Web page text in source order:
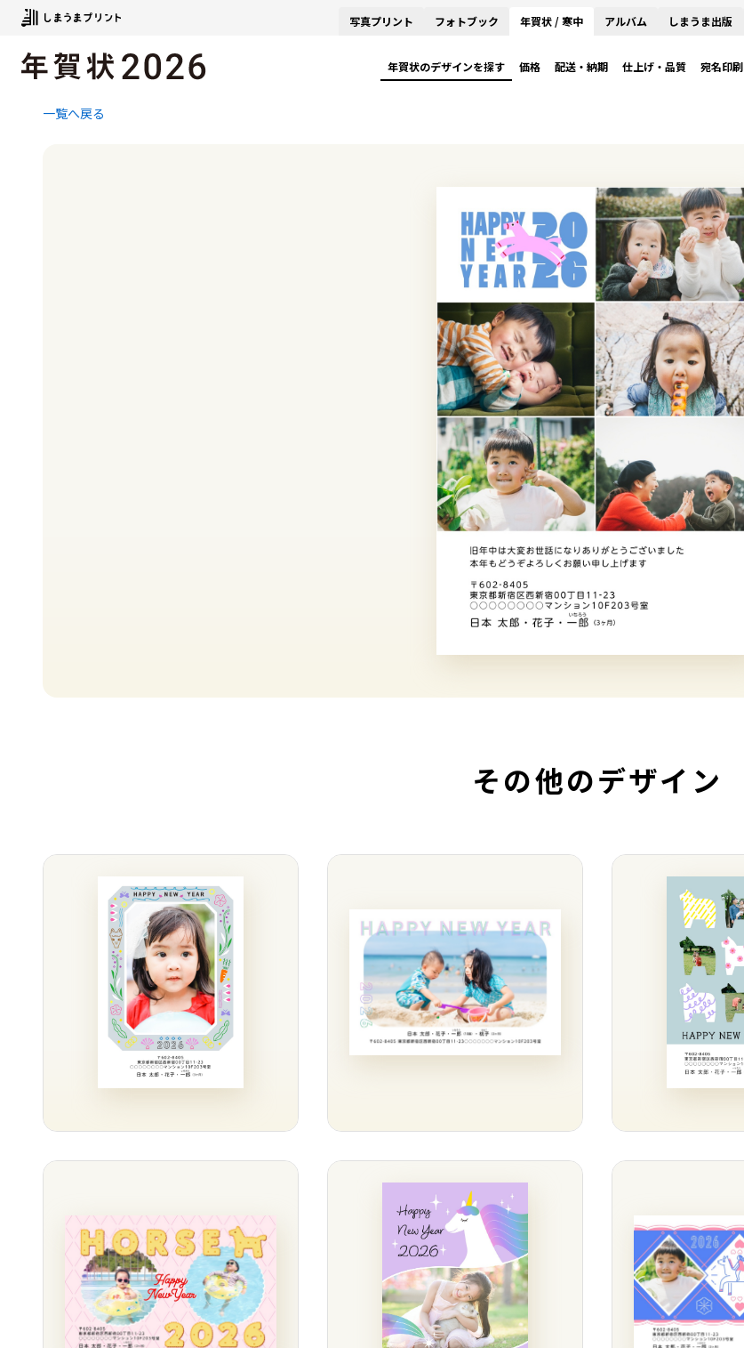
写真プリント フォトブック 年賀状 / 寒中 アルバム しまうま出版
年賀状のデザインを探す 価格 配送・納期 仕上げ・品質 宛名印刷
一覧へ戻る
その他のデザイン